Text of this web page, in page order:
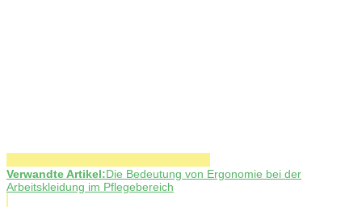
Verwandte Artikel:Die Bedeutung von Ergonomie bei der
Arbeitskleidung im Pflegebereich